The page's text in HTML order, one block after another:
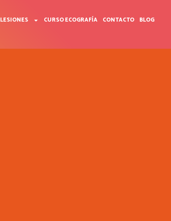
LESIONES CURSO ECOGRAFÍA CONTACTO
BLOG